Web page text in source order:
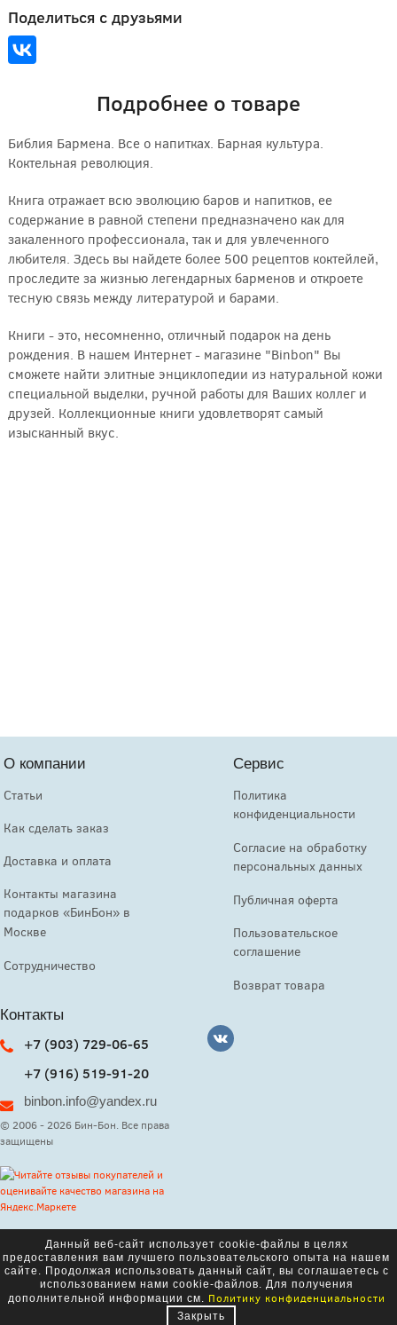
Поделиться с друзьями
Подробнее о товаре
Библия Бармена. Все о напитках. Барная культура.
Коктельная революция.
Книга отражает всю эволюцию баров и напитков, ее
содержание в равной степени предназначено как для
закаленного профессионала, так и для увлеченного
любителя. Здесь вы найдете более 500 рецептов коктейлей,
проследите за жизнью легендарных барменов и откроете
тесную связь между литературой и барами.
Книги - это, несомненно, отличный подарок на день
рождения. В нашем Интернет - магазине "Binbon" Вы
сможете найти элитные энциклопедии из натуральной кожи
специальной выделки, ручной работы для Ваших коллег и
друзей. Коллекционные книги удовлетворят самый
изысканный вкус.
О компании
Статьи
Как сделать заказ
Доставка и оплата
Контакты магазина
подарков «БинБон» в
Москве
Сотрудничество
Сервис
Политика
конфиденциальности
Согласие на обработку
персональных данных
Публичная оферта
Пользовательское
соглашение
Возврат товара
Контакты
+7 (903) 729-06-65
+7 (916) 519-91-20
binbon.info@yandex.ru
© 2006 - 2026 Бин-Бон. Все права
защищены
Данный веб-сайт использует cookie-файлы в целях
предоставления вам лучшего пользовательского опыта на нашем
сайте. Продолжая использовать данный сайт, вы соглашаетесь с
использованием нами cookie-файлов. Для получения
дополнительной информации см. Политику конфиденциальности
Закрыть